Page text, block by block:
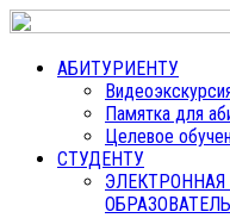
АБИТУРИЕНТУ
Памятка для
Целевое
СТУДЕНТУ